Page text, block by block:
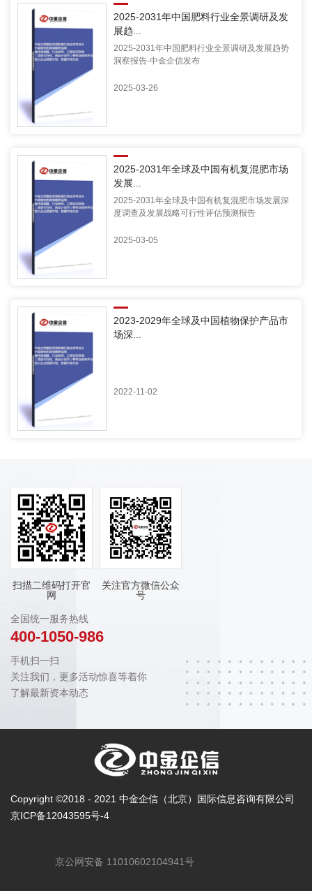
2025-2031年中国肥料行业全景调研及发
展趋...
2025-2031年中国肥料行业全景调研及发展趋势
洞察报告-中金企信发布
2025-03-26
2025-2031年全球及中国有机复混肥市场
发展...
2025-2031年全球及中国有机复混肥市场发展深
度调查及发展战略可行性评估预测报告
2025-03-05
2023-2029年全球及中国植物保护产品市
场深...
2022-11-02
扫描二维码打开官
网
关注官方微信公众
号
全国统一服务热线
400-1050-986
手机扫一扫
关注我们，更多活动惊喜等着你
了解最新资本动态
Copyright ©2018 - 2021 中金企信（北京）国际信息咨询有限公司
京ICP备12043595号-4
京公网安备 11010602104941号